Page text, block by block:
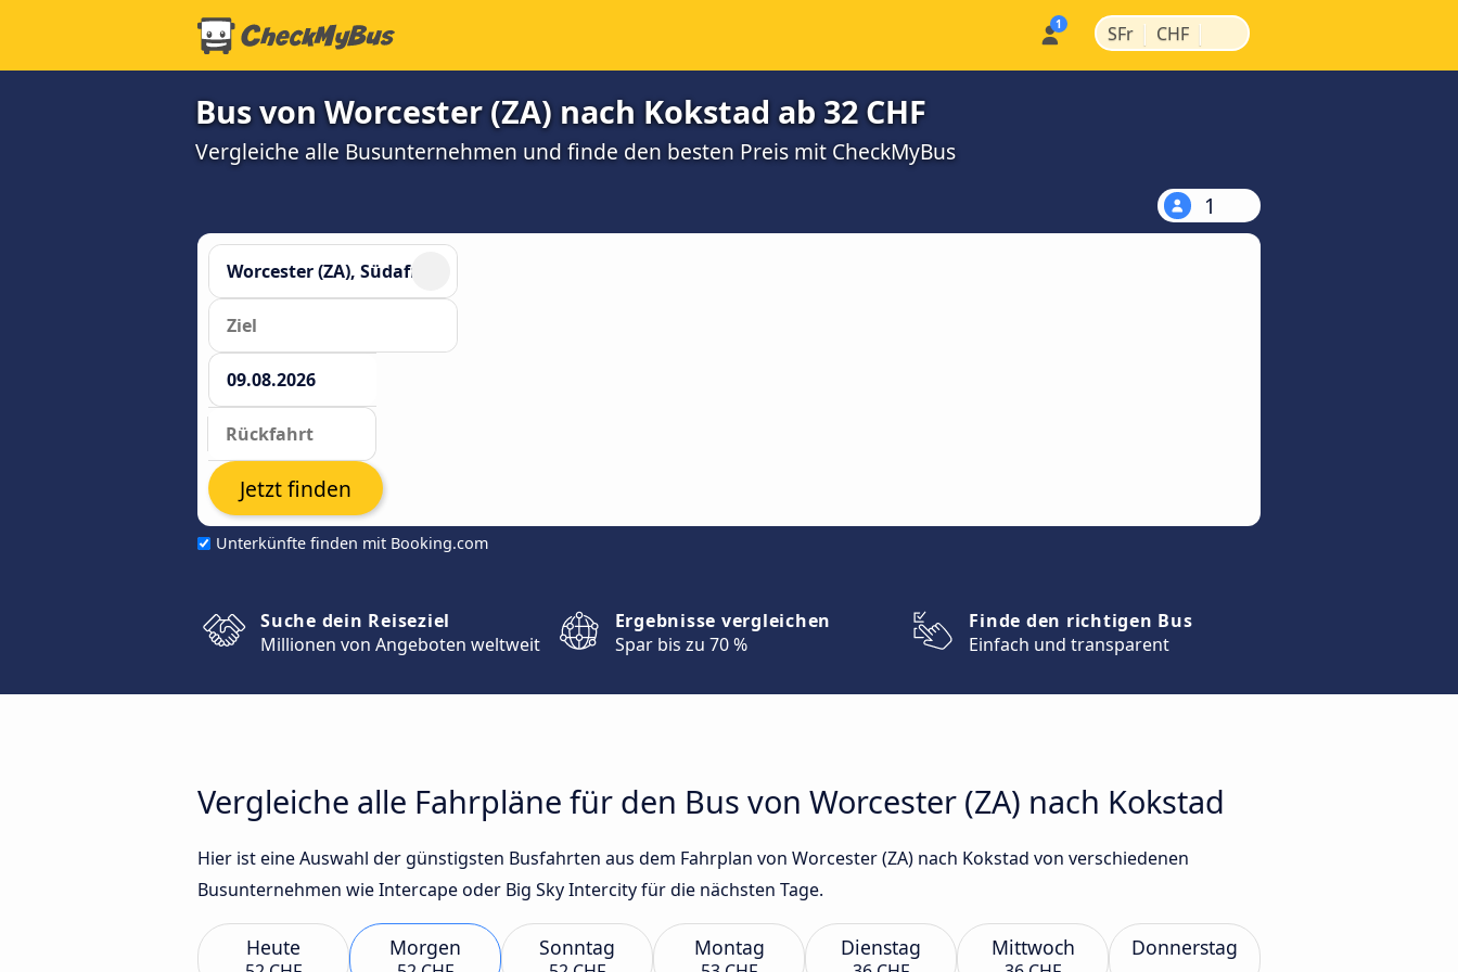
SFr | CHF |
Bus von Worcester (ZA) nach Kokstad ab 32 CHF
Vergleiche alle Busunternehmen und finde den besten Preis mit CheckMyBus
1
Unterkünfte finden mit Booking.com
Jetzt finden
Suche dein Reiseziel
Millionen von Angeboten weltweit
Ergebnisse vergleichen
Spar bis zu 70 %
Finde den richtigen Bus
Einfach und transparent
Vergleiche alle Fahrpläne für den Bus von Worcester (ZA) nach Kokstad
Hier ist eine Auswahl der günstigsten Busfahrten aus dem Fahrplan von Worcester (ZA) nach Kokstad von verschiedenen
Busunternehmen wie Intercape oder Big Sky Intercity für die nächsten Tage.
Heute Morgen Sonntag Montag Dienstag Mittwoch Donnerstag